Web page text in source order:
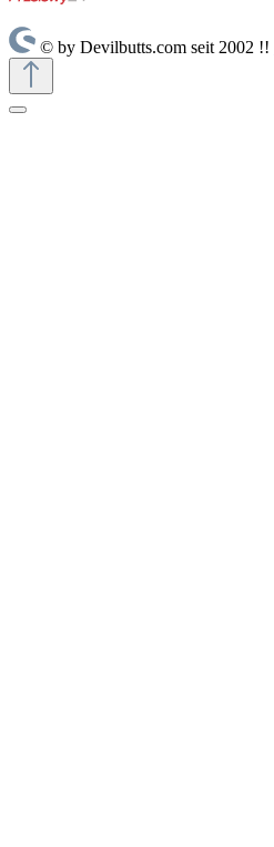
© by Devilbutts.com seit 2002 !!